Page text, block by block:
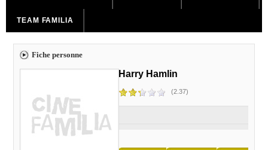
TEAM FAMILIA
Fiche personne
Harry Hamlin
(2.37)